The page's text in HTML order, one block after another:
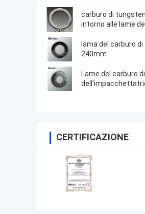
carburo di
intorno alle lame
lama del carburo
240mm
Lame del carburo
CERTIFICAZIONE